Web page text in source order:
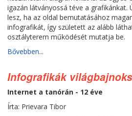
igazán látványossá téve a grafikánkat.
lesz, ha az oldal bemutatásához
infografikát, így született az alább
osztályterem működését mutatja be.
Bővebben...
Infografikák
Internet a tanórán - 12 éve
Írta: Prievara Tibor